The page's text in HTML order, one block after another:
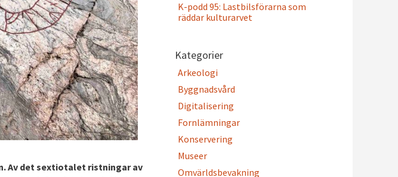
Av det sextiotalet ristningar av
K-podd 95: Lastbilsförarna som
räddar kulturarvet
Kategorier
Arkeologi
Byggnadsvård
Digitalisering
Fornlämningar
Konservering
Museer
Omvärldsbevakning